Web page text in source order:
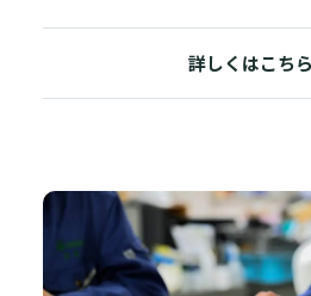
詳しくはこちら